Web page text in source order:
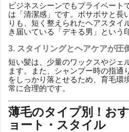
ビジネスシーンでもプライベート
は「清潔感」です。ボサボサと長
りも、短く整えられたヘアスタイ
き届いている「デキる男」という
3. スタイリングとヘアケアが圧
短い髪は、少量のワックスやジェ
ます。また、シャンプー時の指通
をしっかり落とせるため、育毛環
常に合理的です。
薄毛のタイプ別！お
ョート・スタイル